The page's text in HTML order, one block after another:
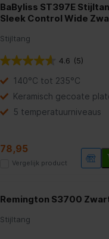
BaByliss ST397E
Sleek Control Wide
Stijltang
4.6 (5)
140°C tot 235°C
Keramisch gecoate
5 temperatuurniveaus
78,95
Vergelijk product
Remington S3700
Stijltang